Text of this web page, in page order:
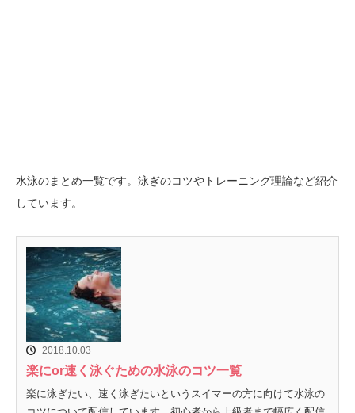
水泳のまとめ一覧です。泳ぎのコツやトレーニング理論など紹介
しています。
2018.10.03
楽にor速く泳ぐための水泳のコツ一覧
楽に泳ぎたい、速く泳ぎたいというスイマーの方に向けて水泳の